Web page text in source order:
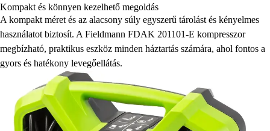
Kompakt és könnyen kezelhető megoldás
A kompakt méret és az alacsony súly egyszerű tárolást és kényelmes
használatot biztosít. A Fieldmann FDAK 201101-E kompresszor
megbízható, praktikus eszköz minden háztartás számára, ahol fontos a
gyors és hatékony levegőellátás.